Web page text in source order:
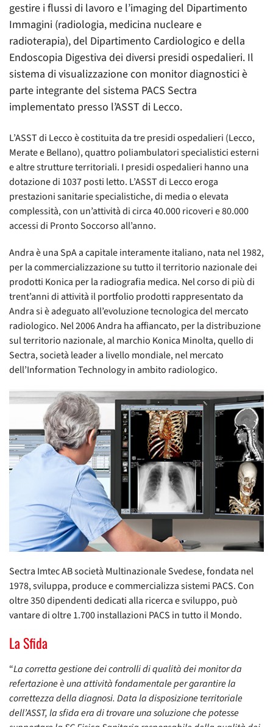
gestire i flussi di lavoro e l’imaging del Dipartimento
Immagini (radiologia, medicina nucleare e
radioterapia), del Dipartimento Cardiologico e della
Endoscopia Digestiva dei diversi presidi ospedalieri. Il
sistema di visualizzazione con monitor diagnostici è
parte integrante del sistema PACS Sectra
implementato presso l’ASST di Lecco.
L’ASST di Lecco è costituita da tre presidi ospedalieri (Lecco,
Merate e Bellano), quattro poliambulatori specialistici esterni
e altre strutture territoriali. I presidi ospedalieri hanno una
dotazione di 1037 posti letto. L’ASST di Lecco eroga
prestazioni sanitarie specialistiche, di media o elevata
complessità, con un’attività di circa 40.000 ricoveri e 80.000
accessi di Pronto Soccorso all’anno.
Andra è una SpA a capitale interamente italiano, nata nel 1982,
per la commercializzazione su tutto il territorio nazionale dei
prodotti Konica per la radiografia medica. Nel corso di più di
trent’anni di attività il portfolio prodotti rappresentato da
Andra si è adeguato all’evoluzione tecnologica del mercato
radiologico. Nel 2006 Andra ha affiancato, per la distribuzione
sul territorio nazionale, al marchio Konica Minolta, quello di
Sectra, società leader a livello mondiale, nel mercato
dell’Information Technology in ambito radiologico.
Sectra Imtec AB società Multinazionale Svedese, fondata nel
1978, sviluppa, produce e commercializza sistemi PACS. Con
oltre 350 dipendenti dedicati alla ricerca e sviluppo, può
vantare di oltre 1.700 installazioni PACS in tutto il Mondo.
La Sfida
“La corretta gestione dei controlli di qualità dei monitor da
refertazione è una attività fondamentale per garantire la
correttezza della diagnosi. Data la disposizione territoriale
dell’ASST, la sfida era di trovare una soluzione che potesse